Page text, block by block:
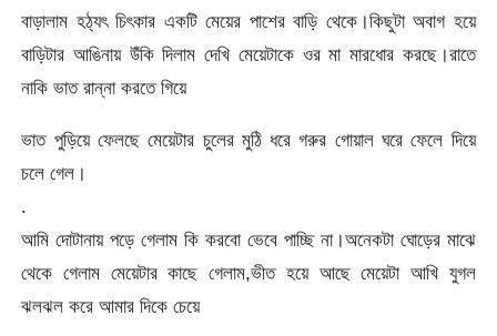
বাড়ালাম হঠ্যৎ চিৎকার একটি মেয়ের পাশের বাড়ি থেকে।কিছুটা অবাগ হয়ে
বাড়িটার আঙিনায় উঁকি দিলাম দেখি মেয়েটাকে ওর মা মারধোর করছে।রাতে
নাকি ভাত রান্না করতে গিয়ে
ভাত পুড়িয়ে ফেলছে মেয়েটার চুলের মুঠি ধরে গরুর গোয়াল ঘরে ফেলে দিয়ে
চলে গেল।
.
আমি দোটানায় পড়ে গেলাম কি করবো ভেবে পাচ্ছি না।অনেকটা ঘোড়ের মাঝে
থেকে গেলাম মেয়েটার কাছে গেলাম,ভীত হয়ে আছে মেয়েটা আখি যুগল
ঝলঝল করে আমার দিকে চেয়ে